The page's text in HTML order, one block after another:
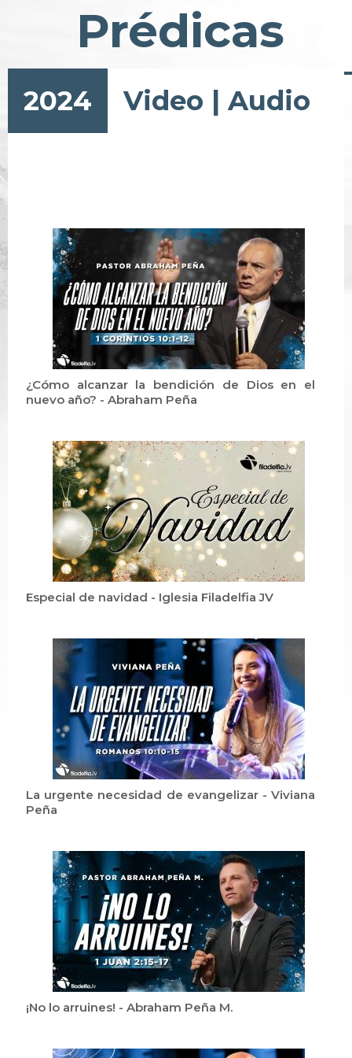
Prédicas
2024 Video | Audio
¿Cómo alcanzar la bendición de Dios en el
nuevo año? - Abraham Peña
Especial de navidad - Iglesia Filadelfia JV
La urgente necesidad de evangelizar - Viviana
Peña
¡No lo arruines! - Abraham Peña M.
Paginación